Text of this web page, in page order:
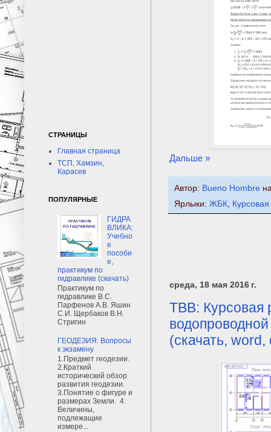
Дальше »
Автор: Bueno Hombre
Ярлыки: ЖБК,
среда, 18 мая 2016 г.
ТВВ: Курсовая
(скачать, word,
СТРАНИЦЫ
Главная страница
ТСП, Хамзин,
Карасев
ПОПУЛЯРНЫЕ
ГИДРА
ВЛИКА:
Учебно
е
пособи
е,
практикум по
гидравлике (скачать)
Практикум по
гидравлике В.С.
Парфенов А.В. Яшин
С.И. Щербаков В.Н.
Стригин
ГЕОДЕЗИЯ: Вопросы
к экзамену
1.Предмет геодезии.
2.Краткий
исторический обзор
развития геодезии.
3.Понятие о фигуре и
размерах Земли. 4.
Величины,
подлежащие
измере...